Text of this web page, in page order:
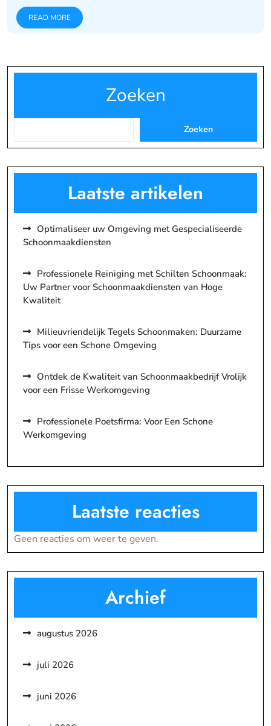
READ MORE
Zoeken
Zoeken
Laatste artikelen
Optimaliseer uw Omgeving met Gespecialiseerde
Schoonmaakdiensten
Professionele Reiniging met Schilten Schoonmaak:
Uw Partner voor Schoonmaakdiensten van Hoge
Kwaliteit
Milieuvriendelijk Tegels Schoonmaken: Duurzame
Tips voor een Schone Omgeving
Ontdek de Kwaliteit van Schoonmaakbedrijf Vrolijk
voor een Frisse Werkomgeving
Professionele Poetsfirma: Voor Een Schone
Werkomgeving
Laatste reacties
Geen reacties om weer te geven.
Archief
augustus 2026
juli 2026
juni 2026